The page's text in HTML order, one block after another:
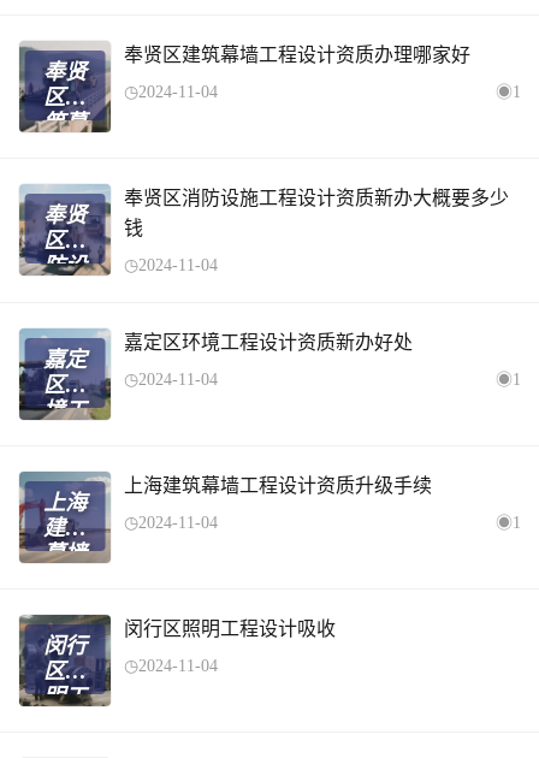
用
设计
资质
新办
收费
奉贤
区建
筑幕
计资
质办
理哪
家好
奉贤区建筑幕墙工程设计资质办理哪家好
2024-11-04 1
奉贤
区消
防设
计资
质新
办大
概要
钱
奉贤区消防设施工程设计资质新办大概要多少
钱
2024-11-04
嘉定
区环
境工
质新
办好
处
嘉定区环境工程设计资质新办好处
2024-11-04 1
上海
建筑
幕墙
资质
升级
手续
上海建筑幕墙工程设计资质升级手续
2024-11-04 1
闵行
区照
明工
闵行区照明工程设计吸收
2024-11-04